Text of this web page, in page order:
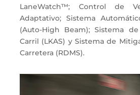
LaneWatch™; Control de
Adaptativo; Sistema
(Auto-High Beam); Sistema
Carril (LKAS) y Sistema de
Carretera (RDMS).